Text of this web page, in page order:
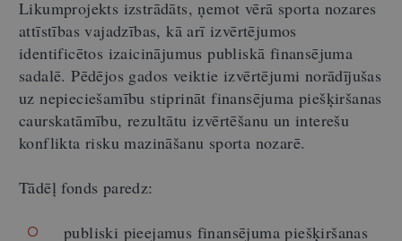
Likumprojekts izstrādāts, ņemot vērā sporta nozares
attīstības vajadzības, kā arī izvērtējumos
identificētos izaicinājumus publiskā finansējuma
sadalē. Pēdējos gados veiktie izvērtējumi norādījušas
uz nepieciešamību stiprināt finansējuma piešķiršanas
caurskatāmību, rezultātu izvērtēšanu un interešu
konflikta risku mazināšanu sporta nozarē.
Tādēļ fonds paredz:
publiski pieejamus finansējuma piešķiršanas